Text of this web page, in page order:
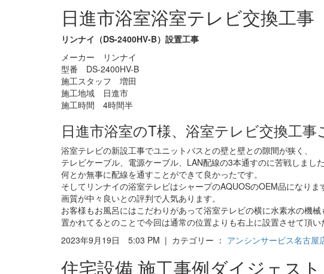
日進市浴室浴室テレビ交換工事
リンナイ（DS-2400HV-B）設置工事
メーカー リンナイ
型番 DS-2400HV-B
施工スタッフ 増田
施工地域 日進市
施工時間 4時間半
日進市浴室のT様、浴室テレビ交換工
浴室テレビの新設工事でユニットバスとの壁と壁との隙間が狭く、
テレビケーブル、電源ケーブル、LAN配線の3本通すのに苦戦しまし
何とか無事に配線を通すことができて良かったです。
そしてリンナイの浴室テレビはシャープのAQUOSのOEM品になりま
画質が中々良いとの評判で人気あります。
お客様もお風呂にはこだわりがあって浴室テレビの横に水素水の機械
置かれてるとのことで今回は通常の位置よりも右上に設置させて頂い
2023年9月19日 5:03 PM | カテゴリー ： アンシンサービス名古屋
住宅設備 施工事例ダイジェス